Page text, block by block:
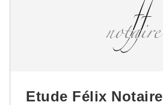
Etude Félix Notaire